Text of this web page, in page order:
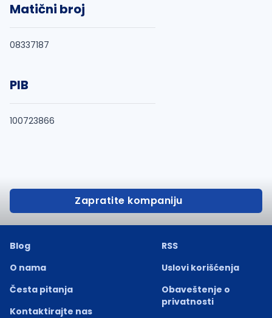
Matični broj
08337187
PIB
100723866
Zapratite kompaniju
Blog
O nama
Česta pitanja
Kontaktirajte nas
RSS
Uslovi korišćenja
Obaveštenje o
privatnosti